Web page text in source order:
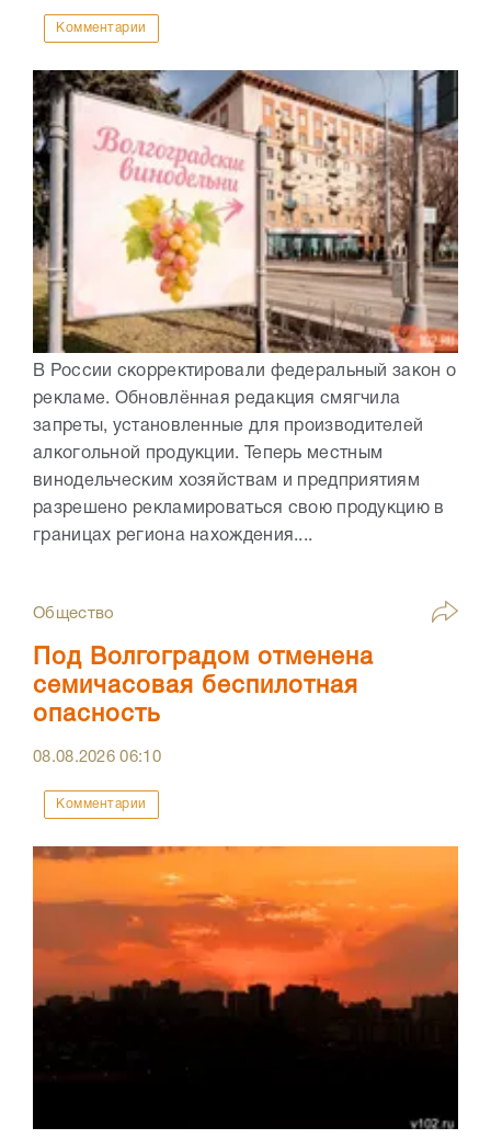
Комментарии
В России скорректировали федеральный закон о
рекламе. Обновлённая редакция смягчила
запреты, установленные для производителей
алкогольной продукции. Теперь местным
винодельческим хозяйствам и предприятиям
разрешено рекламироваться свою продукцию в
границах региона нахождения....
Общество
Под Волгоградом отменена
семичасовая беспилотная
опасность
08.08.202606:10
Комментарии